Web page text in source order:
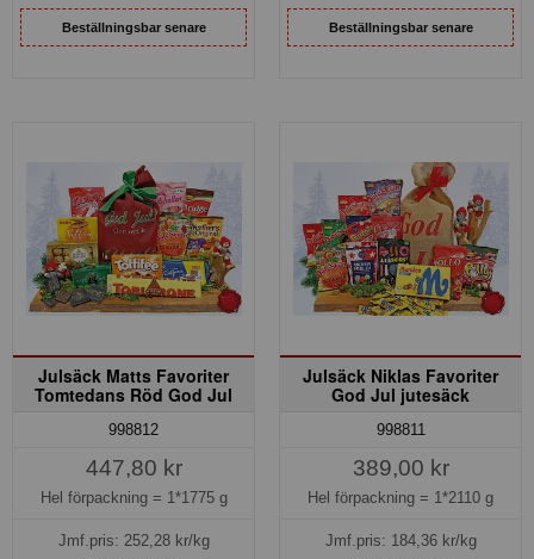
Beställningsbar senare Beställningsbar senare
Julsäck Matts Favoriter
Tomtedans Röd God Jul
998812
447,80 kr
Hel förpackning = 1*1775 g
Jmf.pris: 252,28kr/kg
Julsäck Niklas Favoriter
God Jul jutesäck
998811
389,00 kr
Hel förpackning = 1*2110 g
Jmf.pris: 184,36kr/kg